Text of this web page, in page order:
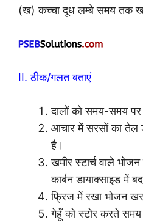
(ख) कच्चा दूध लम्बे समय तक
II. ठीक/गलत बताएं
दालों को समय-समय
आचार में सरसों का तेल
है।
खमीर स्टार्च वाले
कार्बन डायाक्साइड में
फ्रिज में रखा भोजन
गेहूँ को स्टोर करते समय